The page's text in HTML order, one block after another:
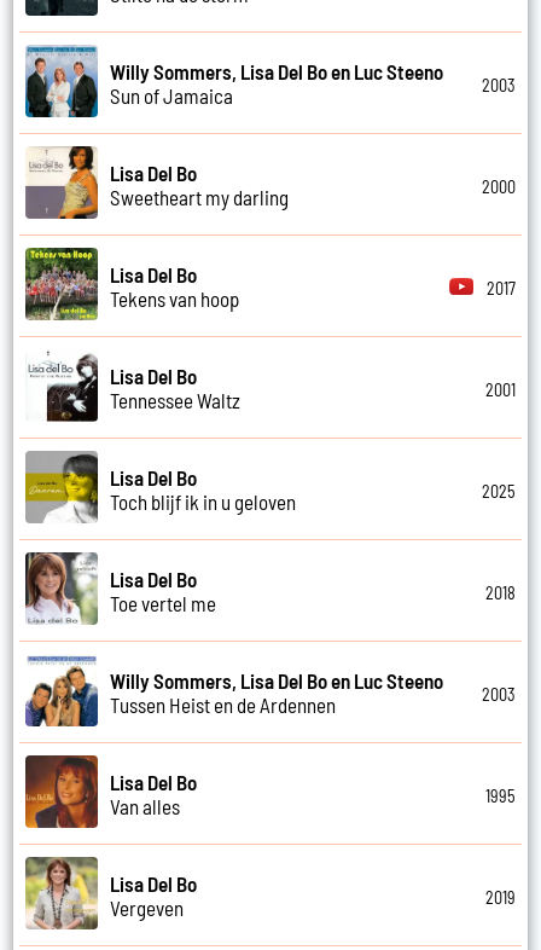
Willy Sommers, Lisa Del Bo en Luc Steeno
Sun of Jamaica
2003
Lisa Del Bo
Sweetheart my darling
2000
Lisa Del Bo
Tekens van hoop
2017
Lisa Del Bo
Tennessee Waltz
2001
Lisa Del Bo
Toch blijf ik in u geloven
2025
Lisa Del Bo
Toe vertel me
2018
Willy Sommers, Lisa Del Bo en Luc Steeno
Tussen Heist en de Ardennen
2003
Lisa Del Bo
Van alles
1995
Lisa Del Bo
Vergeven
2019